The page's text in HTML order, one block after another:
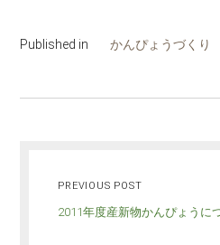
Published in かんぴょうづくり
PREVIOUS POST
2011年度産新物かんぴょうに